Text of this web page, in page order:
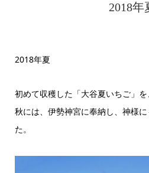
2018年
2018年夏
初めて収穫した「大谷夏いちご」を
秋には、伊勢神宮に奉納し、神様
た。